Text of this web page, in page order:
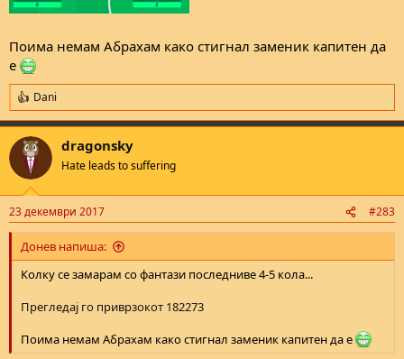
Поима немам Абрахам како стигнал заменик капитен да
е
R
e
a
c
i
s
:
Dani
dragonsky
Hate leads to suffering
23 декември 2017 #283
Донев напиша:
Колку се замарам со фантази последниве 4-5 кола...
Прегледај го приврзокот 182273
Поима немам Абрахам како стигнал заменик капитен да е